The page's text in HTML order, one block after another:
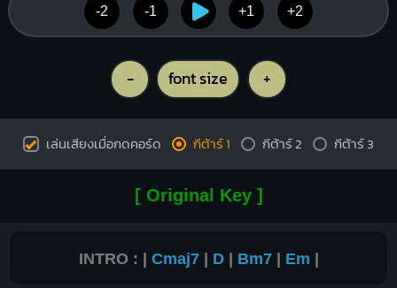
-2 -1 +1 +2
- font size +
เล่นเสียงเมื่อกดคอร์ด กีต้าร์ 1 กีต้าร์ 2 กีต้าร์ 3
[ Original Key ]
INTRO : | Cmaj7| D| Bm7| Em |